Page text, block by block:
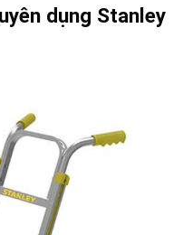
dụng Stanley